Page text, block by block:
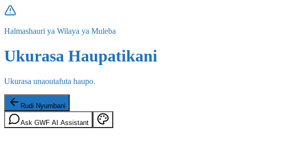
Halmashauri ya Wilaya ya Muleba
Ukurasa Haupatikani
Ukurasa unaoutafuta haupo.
Rudi Nyumbani
Ask GWF AI Assistant